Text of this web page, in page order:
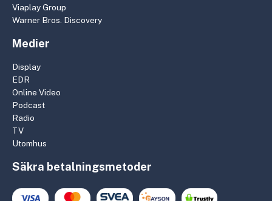
Viaplay Group
Warner Bros. Discovery
Medier
Display
EDR
Online Video
Podcast
Radio
TV
Utomhus
Säkra betalningsmetoder